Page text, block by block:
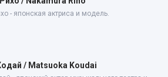
- японская актриса и модель.
/ Matsuoka Koudai